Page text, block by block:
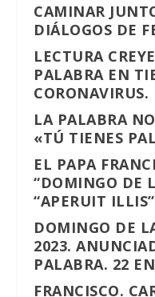
CAMINAR
DIÁLOGOS DE
LECTURA
PALABRA EN
CORONAVIRUS.
LA PALABRA
«TÚ TIENES
EL PAPA
“DOMINGO DE
“APERUIT
DOMINGO DE
2023.
PALABRA. 22
FRANCISCO.